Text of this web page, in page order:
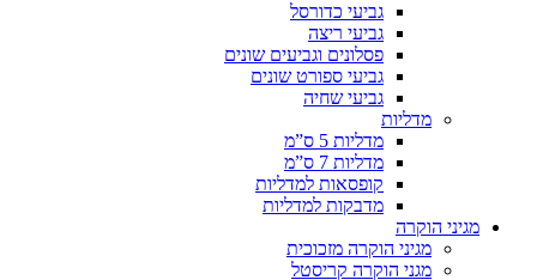
גביעי כדורסל
גביעי ריצה
פסלונים וגביעים שונים
גביעי ספורט שונים
גביעי שחיה
מדליות
מדליות 5 ס”מ
מדליות 7 ס”מ
קופסאות למדליות
מדבקות למדליות
מגיני הוקרה
מגיני הוקרה מזכוכית
מגני הוקרה קריסטל